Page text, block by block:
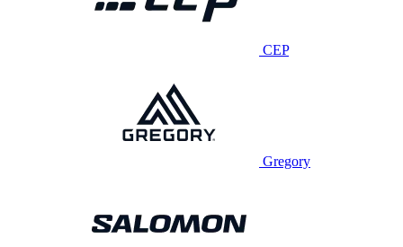
CEP
Gregory